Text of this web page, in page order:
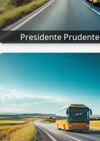
Presidente Prudente